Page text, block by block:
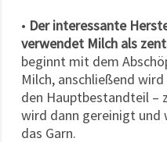
• Der interessante
verwendet Milch als
beginnt mit dem
Milch, anschließend
den Hauptbestandteil –
wird dann gereinigt
das Garn.